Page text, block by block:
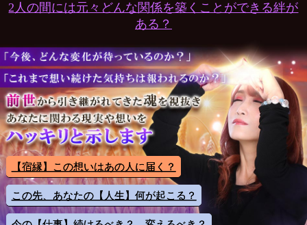
2人の間には元々どんな関係を築くことができる絆が
ある？
【宿縁】この想いはあの人に届く？
この先、あなたの【人生】何が起こる？